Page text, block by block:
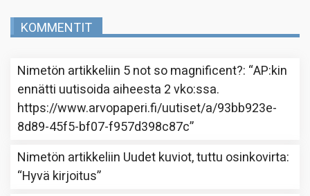
KOMMENTIT
Nimetön artikkeliin 5 not so magnificent?: “AP:kin
ennätti uutisoida aiheesta 2 vko:ssa.
https://www.arvopaperi.fi/uutiset/a/93bb923e-
8d89-45f5-bf07-f957d398c87c”
Nimetön artikkeliin Uudet kuviot, tuttu osinkovirta:
“Hyvä kirjoitus”